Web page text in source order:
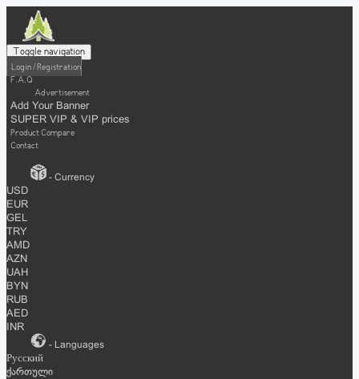
Toggle navigation
Login / Registration
F.A.Q
Advertisement
Add Your Banner
SUPER VIP & VIP prices
Product Compare
Contact
- Currency
USD
EUR
GEL
TRY
AMD
AZN
UAH
BYN
RUB
AED
INR
- Languages
Русский
ქართული